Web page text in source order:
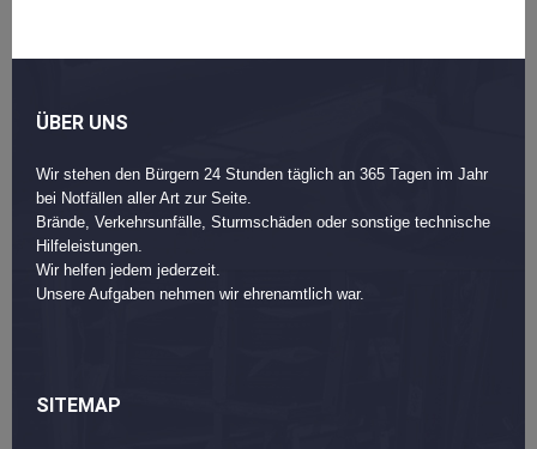
ÜBER UNS
Wir stehen den Bürgern 24 Stunden täglich an 365 Tagen im Jahr
bei Notfällen aller Art zur Seite.
Brände, Verkehrsunfälle, Sturmschäden oder sonstige technische
Hilfeleistungen.
Wir helfen jedem jederzeit.
Unsere Aufgaben nehmen wir ehrenamtlich war.
SITEMAP